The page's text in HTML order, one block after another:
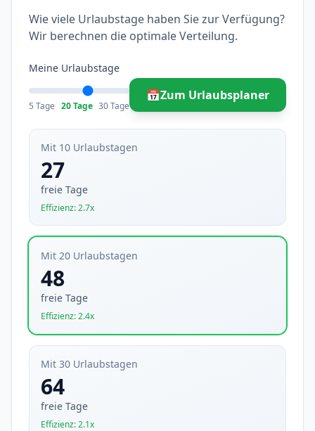
Wie viele Urlaubstage haben Sie zur Verfügung?
Wir berechnen die optimale Verteilung.
Meine Urlaubstage
5 Tage 20 Tage 30 Tage
📅Zum Urlaubsplaner
Mit 10 Urlaubstagen
27
freie Tage
Effizienz: 2.7x
Mit 20 Urlaubstagen
48
freie Tage
Effizienz: 2.4x
Mit 30 Urlaubstagen
64
freie Tage
Effizienz: 2.1x